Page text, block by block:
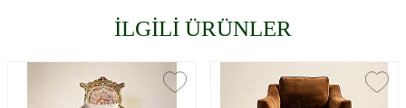
İLGİLİ ÜRÜNLER